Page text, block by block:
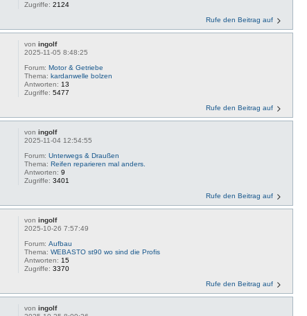
Zugriffe:2124
Rufe den Beitrag auf
voningolf
2025-11-05 8:48:25
Forum:Motor & Getriebe
Thema:kardanwelle bolzen
Antworten: 13
Zugriffe:5477
Rufe den Beitrag auf
voningolf
2025-11-04 12:54:55
Forum:Unterwegs & Draußen
Thema:Reifen reparieren mal anders.
Antworten:9
Zugriffe:3401
Rufe den Beitrag auf
voningolf
2025-10-26 7:57:49
Forum:Aufbau
Thema:WEBASTO st90 wo sind die Profis
Antworten: 15
Zugriffe:3370
Rufe den Beitrag auf
voningolf